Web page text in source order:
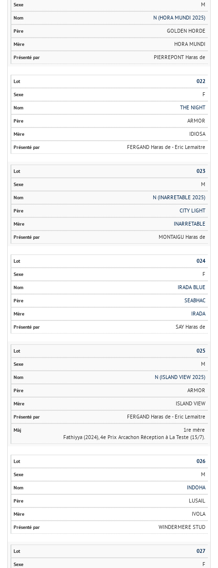
M
N (HORA MUNDI 2025)
GOLDEN HORDE
HORA MUNDI
PIERREPONT Haras de
022
F
THE NIGHT
ARMOR
IDIOSA
FERGAND Haras de - Eric Lemaitre
023
M
N (INARRETABLE 2025)
CITY LIGHT
INARRETABLE
MONTAIGU Haras de
024
F
IRADA BLUE
SEABHAC
IRADA
SAY Haras de
025
M
N (ISLAND VIEW 2025)
ARMOR
ISLAND VIEW
FERGAND Haras de - Eric Lemaitre
1re mère
Fathiyya (2024), 4e Prix Arcachon Réception à La Teste (15/7).
026
M
INDOHA
LUSAIL
IVOLA
WINDERMERE STUD
027
F